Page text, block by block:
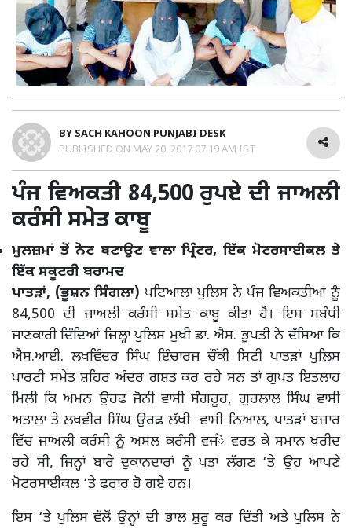
BY SACH KAHOON PUNJABI DESK
PUBLISHED ON MAY 20, 2017 07:19 AM IST
ਪੰਜ ਵਿਅਕਤੀ 84,500 ਰੁਪਏ ਦੀ ਜਾਅਲੀ
ਕਰੰਸੀ ਸਮੇਤ ਕਾਬੂ
ਮੁਲਜ਼ਮਾਂ ਤੋਂ ਨੋਟ ਬਣਾਉਣ ਵਾਲਾ ਪ੍ਰਿੰਟਰ, ਇੱਕ ਮੋਟਰਸਾਈਕਲ ਤੇ
ਇੱਕ ਸਕੂਟਰੀ ਬਰਾਮਦ
ਪਾਤੜਾਂ, (ਭੂਸ਼ਨ ਸਿੰਗਲਾ) ਪਟਿਆਲਾ ਪੁਲਿਸ ਨੇ ਪੰਜ ਵਿਅਕਤੀਆਂ ਨੂੰ
84,500 ਦੀ ਜਾਅਲੀ ਕਰੰਸੀ ਸਮੇਤ ਕਾਬੂ ਕੀਤਾ ਹੈ। ਇਸ ਸਬੰਧੀ
ਜਾਣਕਾਰੀ ਦਿੰਦਿਆਂ ਜ਼ਿਲ੍ਹਾ ਪੁਲਿਸ ਮੁਖੀ ਡਾ. ਐਸ. ਭੂਪਤੀ ਨੇ ਦੱਸਿਆ ਕਿ
ਐਸ.ਆਈ. ਲਖਵਿੰਦਰ ਸਿੰਘ ਇੰਚਾਰਜ ਚੌਂਕੀ ਸਿਟੀ ਪਾਤੜਾਂ ਪੁਲਿਸ
ਪਾਰਟੀ ਸਮੇਤ ਸ਼ਹਿਰ ਅੰਦਰ ਗਸ਼ਤ ਕਰ ਰਹੇ ਸਨ ਤਾਂ ਗੁਪਤ ਇਤਲਾਹ
ਮਿਲੀ ਕਿ ਅਮਨ ਉਰਫ ਜੋਨੀ ਵਾਸੀ ਸੰਗਰੂਰ, ਗੁਰਲਾਲ ਸਿੰਘ ਵਾਸੀ
ਅਤਾਲਾ ਤੇ ਲਖਵੀਰ ਸਿੰਘ ਉਰਫ ਲੱਖੀ ਵਾਸੀ ਨਿਆਲ, ਪਾਤੜਾਂ ਬਜ਼ਾਰ
ਵਿੱਚ ਜਾਅਲੀ ਕਰੰਸੀ ਨੂੰ ਅਸਲ ਕਰੰਸੀ ਵਜਂੋ ਵਰਤ ਕੇ ਸਮਾਨ ਖਰੀਦ
ਰਹੇ ਸੀ, ਜਿਨ੍ਹਾਂ ਬਾਰੇ ਦੁਕਾਨਦਾਰਾਂ ਨੂੰ ਪਤਾ ਲੱਗਣ ‘ਤੇ ਉਹ ਆਪਣੇ
ਮੋਟਰਸਾਈਕਲ ‘ਤੇ ਫਰਾਰ ਹੋ ਗਏ ਹਨ।
ਇਸ ‘ਤੇ ਪੁਲਿਸ ਵੱਲੋਂ ਉਨ੍ਹਾਂ ਦੀ ਭਾਲ ਸ਼ੁਰੂ ਕਰ ਦਿੱਤੀ ਅਤੇ ਪੁਲਿਸ ਨੇ